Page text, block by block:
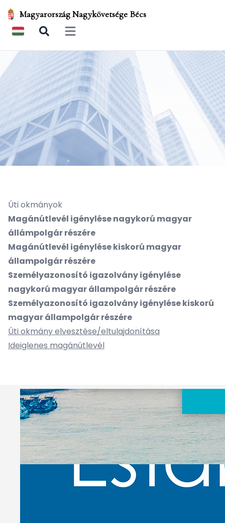
Magyarország Nagykövetsége Bécs
Open main menu
Úti okmányok
Magánútlevél igénylése nagykorú magyar
állámpolgár részére
Magánútlevél igénylése kiskorú magyar
állampolgár részére
Személyazonosító igazolvány igénylése
nagykorú magyar állampolgár részére
Személyazonosító igazolvány igénylése kiskorú
magyar állampolgár részére
Úti okmány elvesztése/eltulajdonítása
Ideiglenes magánútlevél